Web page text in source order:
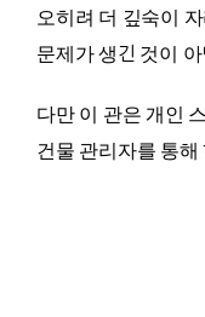
오히려 더 깊숙이
문제가 생긴 것이
다만 이 관은 개인
건물 관리자를 통해